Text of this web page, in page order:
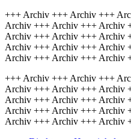
+++ Archiv +++ Archiv +++
Archiv +++ Archiv +++ Archiv
Archiv +++ Archiv +++ Archiv
Archiv +++ Archiv +++ Archiv
Archiv +++ Archiv +++ Archiv
+++ Archiv +++ Archiv +++
Archiv +++ Archiv +++ Archiv
Archiv +++ Archiv +++ Archiv
Archiv +++ Archiv +++ Archiv
Archiv +++ Archiv +++ Archiv